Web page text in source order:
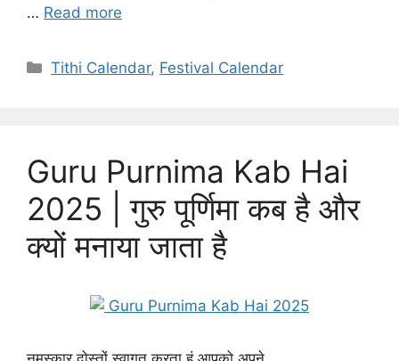
… Read more
Categories
Tithi Calendar, Festival Calendar
Guru Purnima Kab Hai
2025 | गुरु पूर्णिमा कब है और
क्यों मनाया जाता है